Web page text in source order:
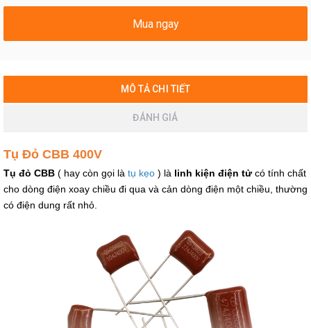
Mua ngay
MÔ TẢ CHI TIẾT
ĐÁNH GIÁ
Tụ Đỏ CBB 400V
Tụ đỏ CBB ( hay còn gọi là tụ kẹo ) là linh kiện điện tử có tính chất
cho dòng điện xoay chiều đi qua và cản dòng điện một chiều, thường
có điện dung rất nhỏ.